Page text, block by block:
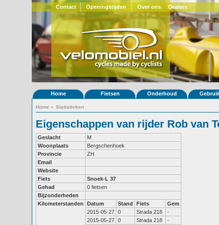
Contact Openingstijden Over ons Dealers
Home Fietsen Onderhoud
Home » Statistieken
Eigenschappen van rijder Rob van
Geslacht
M
Woonplaats
Bergschenhoek
Provincie
ZH
Email
Website
Fiets
Snoek-L 37
Gehad
0 fietsen
Bijzonderheden
Kilometerstanden
Datum Stand Fiets
Gem
2015-05-27 0 Strada 218
-
2015-05-27 0 Strada 218
-